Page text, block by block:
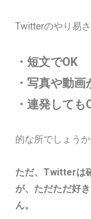
Twitterのやり易
・短文でOK
・写真や動
・連発しても
的な所でしょうか
ただ、Twitterは
が、ただただ好
ん。